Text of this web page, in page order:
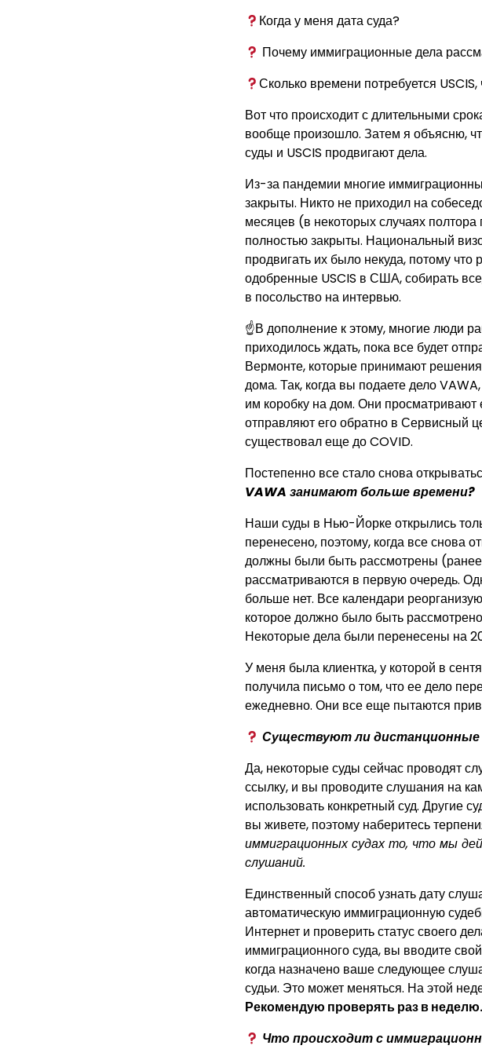
Когда у меня дата суда?
Почему иммиграционные дела
Сколько времени потребуется
Вот что происходит с длительными
вообще произошло. Затем я объясню,
суды и USCIS продвигают дела.
Из-за пандемии многие
закрыты. Никто не приходил на
месяцев (в некоторых случаях
полностью закрыты. Национальный
продвигать их было некуда, потому
одобренные USCIS в США, собирать
в посольство на интервью.
☝В дополнение к этому, многие люди
приходилось ждать, пока все будет
Вермонте, которые принимают
дома. Так, когда вы подаете дело
им коробку на дом. Они просматривают
отправляют его обратно в Сервисный
существовал еще до COVID.
Постепенно все стало снова
VAWA занимают больше времени?
Наши суды в Нью-Йорке открылись
перенесено, поэтому, когда все снова
должны были быть рассмотрены
рассматриваются в первую очередь.
больше нет. Все календари
которое должно было быть
Некоторые дела были перенесены на
У меня была клиентка, у которой в
получила письмо о том, что ее дело
ежедневно. Они все еще пытаются
Существуют ли дистанционные
Да, некоторые суды сейчас проводят
ссылку, и вы проводите слушания на
использовать конкретный суд. Другие
вы живете, поэтому наберитесь
иммиграционных судах то, что мы
слушаний.
Единственный способ узнать дату
автоматическую иммиграционную
Интернет и проверить статус своего
иммиграционного суда, вы вводите
когда назначено ваше следующее
судьи. Это может меняться. На этой
Рекомендую проверять раз в неделю.
Что происходит с